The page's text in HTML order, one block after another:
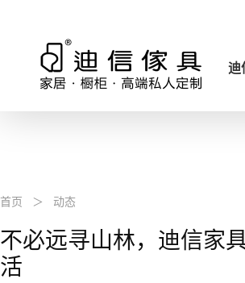
迪
首页 ＞ 动态
不必远寻山林，迪信家
活